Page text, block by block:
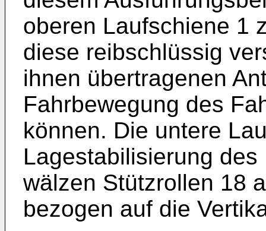
oberen Laufschiene 1
diese reibschlüssig
ihnen übertragenen
Fahrbewegung des
können. Die untere
Lagestabilisierung
wälzen Stützrollen 18
bezogen auf die